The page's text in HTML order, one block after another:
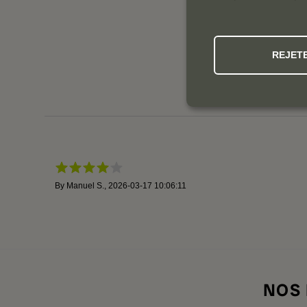
By Manuel S., 2026-03-17 10:06:11
NOS